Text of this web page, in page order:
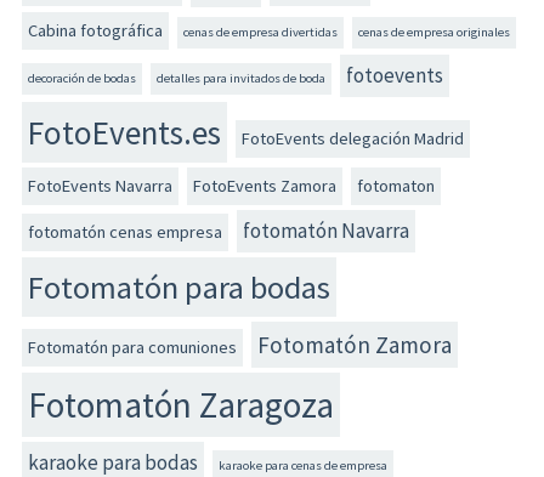
Cabina fotográfica cenas de empresa divertidas cenas de empresa originales
decoración de bodas detalles para invitados de boda fotoevents
FotoEvents.es FotoEvents delegación Madrid
FotoEvents Navarra FotoEvents Zamora fotomaton
fotomatón cenas empresa fotomatón Navarra
Fotomatón para bodas
Fotomatón para comuniones Fotomatón Zamora
Fotomatón Zaragoza
karaoke para bodas karaoke para cenas de empresa